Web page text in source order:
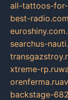
all-tattoos-
best-
searchus-
xtreme-rp.ru
orenferma.ru
backstage-